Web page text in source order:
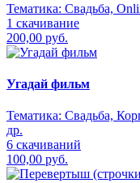
Тематика: Свадьба,
1 скачивание
200,00 руб.
Угадай фильм
Тематика: Свадьба,
др.
6 скачиваний
100,00 руб.